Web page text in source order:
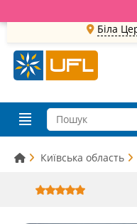
Біла
Київська область